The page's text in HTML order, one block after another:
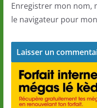
Enregistrer mon nom,
le navigateur pour